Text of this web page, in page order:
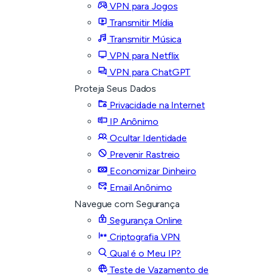
VPN para Jogos
Transmitir Mídia
Transmitir Música
VPN para Netflix
VPN para ChatGPT
Proteja Seus Dados
Privacidade na Internet
IP Anônimo
Ocultar Identidade
Prevenir Rastreio
Economizar Dinheiro
Email Anônimo
Navegue com Segurança
Segurança Online
Criptografia VPN
Qual é o Meu IP?
Teste de Vazamento de